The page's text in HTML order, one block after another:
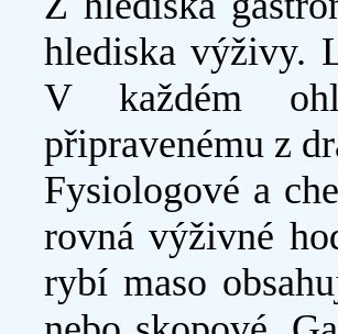
hlediska výživy.
V každém
připravenému z
Fysiologové a
rovná výživné
rybí maso